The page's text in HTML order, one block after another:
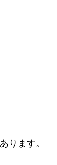
ります。